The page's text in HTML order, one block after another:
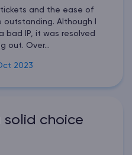
and the ease of
Although I
bad IP, it was resolved
out. Over...
2023
solid choice